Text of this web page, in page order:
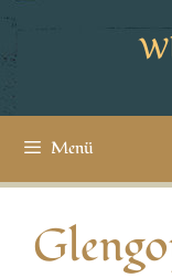
Menü